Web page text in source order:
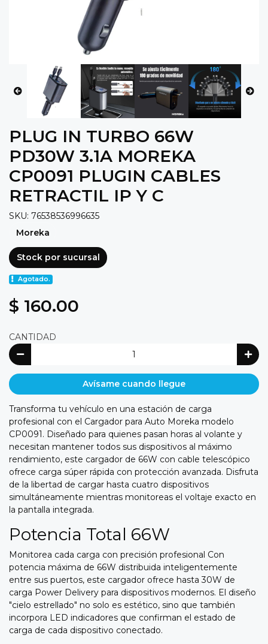
PLUG IN TURBO 66W
PD30W 3.1A MOREKA
CP0091 PLUGIN CABLES
RETRACTIL IP Y C
SKU: 76538536996635
Moreka
Stock por sucursal
Agotado.
$ 160.00
CANTIDAD
Avísame cuando llegue
Transforma tu vehículo en una estación de carga
profesional con el Cargador para Auto Moreka modelo
CP0091. Diseñado para quienes pasan horas al volante y
necesitan mantener todos sus dispositivos al máximo
rendimiento, este cargador de 66W con cable telescópico
ofrece carga súper rápida con protección avanzada. Disfruta
de la libertad de cargar hasta cuatro dispositivos
simultáneamente mientras monitoreas el voltaje exacto en
la pantalla integrada.
Potencia Total 66W
Monitorea cada carga con precisión profesional Con
potencia máxima de 66W distribuida inteligentemente
entre sus puertos, este cargador ofrece hasta 30W de
carga Power Delivery para dispositivos modernos. El diseño
"cielo estrellado" no solo es estético, sino que también
incorpora LED indicadores que confirman el estado de
carga de cada dispositivo conectado.